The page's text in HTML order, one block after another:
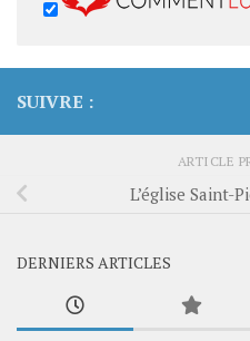
SUIVRE :
ARTICLE
L’église Saint-
DERNIERS ARTICLES